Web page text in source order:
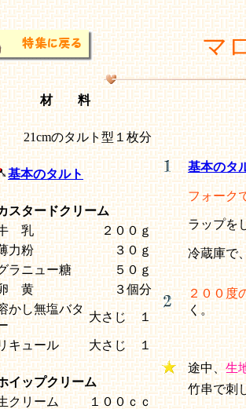
マ
材 料
21cmのタルト型１枚分
基本のタルト
スタードクリーム
乳
２００ｇ
力粉
３０ｇ
ラニュー糖
５０ｇ
黄
３個分
かし無塩バタ
大さじ １
キュール 大さじ １
イップクリーム
クリーム
１００ｃｃ
基本のタ
フォーク
ラップを
冷蔵庫で
２００度
く。
途中、生
竹串で刺